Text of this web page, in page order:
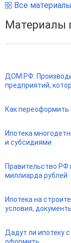
Все материалы
Материалы
ДОМ.РФ:
предприятий,
Как переоформить
Ипотека
и субсидиями
Правительство РФ
миллиарда рублей
Ипотека на
условия,
Дадут ли ипотеку